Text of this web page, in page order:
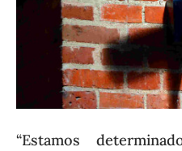
“Estamos